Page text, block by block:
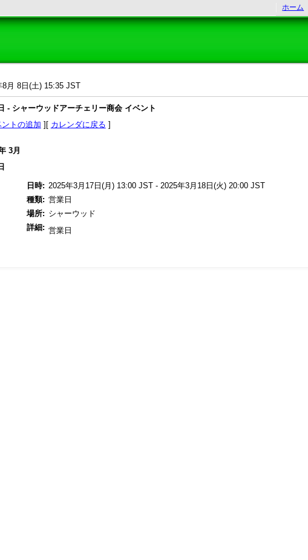
ホーム
8月 8日(土) 15:35 JST
- シャーウッドアーチェリー商会 イベント
ントの追加 ][ カレンダに戻る ]
3月
日時: 2025年3月17日(月) 13:00 JST - 2025年3月18日(火) 20:00 JST
種類: 営業日
場所: シャーウッド
詳細: 営業日